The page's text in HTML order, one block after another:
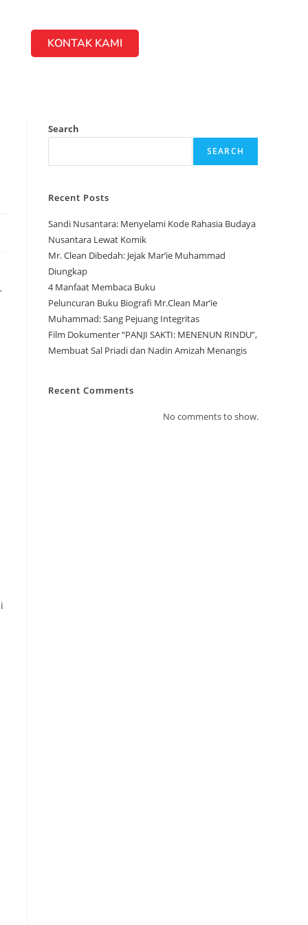
KONTAK KAMI
Search
SEARCH
Recent Posts
Sandi Nusantara: Menyelami Kode Rahasia Budaya
Nusantara Lewat Komik
Mr. Clean Dibedah: Jejak Mar’ie Muhammad
Diungkap
4 Manfaat Membaca Buku
Peluncuran Buku Biografi Mr.Clean Mar’ie
Muhammad: Sang Pejuang Integritas
Film Dokumenter “PANJI SAKTI: MENENUN RINDU”,
Membuat Sal Priadi dan Nadin Amizah Menangis
Recent Comments
No comments to show.